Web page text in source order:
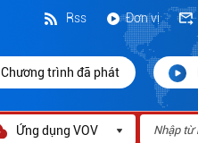
Đơn vị
Rss
Chương trình đã phát
Ứng dụng VOV